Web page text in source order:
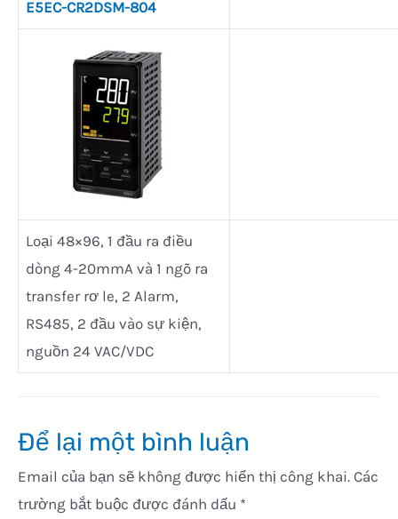
E5EC-CR2DSM-804
Loại 48×96, 1 đầu ra điều
dòng 4-20mmA và 1 ngõ ra
transfer rơ le, 2 Alarm,
RS485, 2 đầu vào sự kiện,
nguồn 24 VAC/VDC
Để lại một bình luận
Email của bạn sẽ không được hiển thị công khai. Các
trường bắt buộc được đánh dấu *